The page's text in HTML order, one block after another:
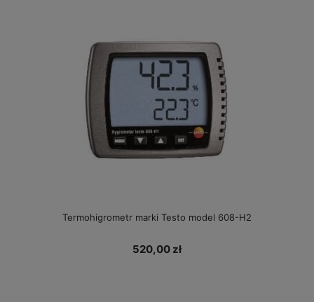
Termohigrometr marki Testo model 608-H2
520,00 zł